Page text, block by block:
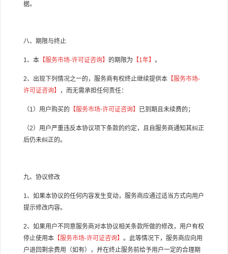
据。
八、期限与终止
1、本 【服务市场-许可证咨询】 的期限为 【1年】 。
2、出现下列情况之一的，服务商有权终止继续提供本 【服务市场-
许可证咨询】
，而无需承担任何责任：
（1）用户购买的 【服务市场-许可证咨询】 已到期且未续费的；
（2）用户严重违反本协议项下条款的约定，且自服务商通知其纠正
后仍未纠正的。
九、协议修改
1、如果本协议的任何内容发生变动，服务商应通过适当方式向用户
提示修改内容。
2、如果用户不同意服务商对本协议相关条款所做的修改，用户有权
停止使用本 【服务市场-许可证咨询】 。此等情况下，服务商应向用
户退回剩余费用（如有），并在终止服务前给予用户一定的合理期